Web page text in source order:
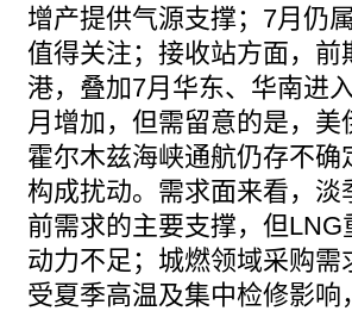
增产提供气源支撑；7月仍
值得关注；接收站方面，
港，叠加7月华东、华南进
月增加，但需留意的是，
霍尔木兹海峡通航仍存不
构成扰动。需求面来看，
前需求的主要支撑，但
动力不足；城燃领域采购
受夏季高温及集中检修影